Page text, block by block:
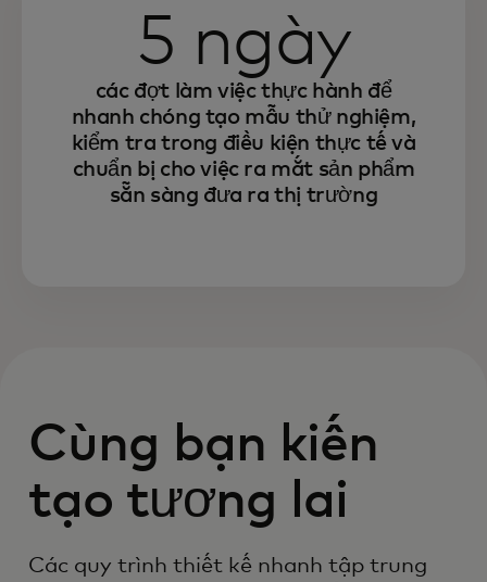
5 ngày
các đợt làm việc thực hành để
nhanh chóng tạo mẫu thử nghiệm,
kiểm tra trong điều kiện thực tế và
chuẩn bị cho việc ra mắt sản phẩm
sẵn sàng đưa ra thị trường
Cùng bạn kiến
tạo tương lai
Các quy trình thiết kế nhanh tập trung